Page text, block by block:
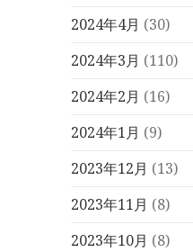
2024年4月 (30)
2024年3月 (110)
2024年2月 (16)
2024年1月 (9)
2023年12月 (13)
2023年11月 (8)
2023年10月 (8)